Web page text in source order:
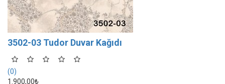
3502-03 Tudor Duvar Kağıdı
(0)
1.900,00₺